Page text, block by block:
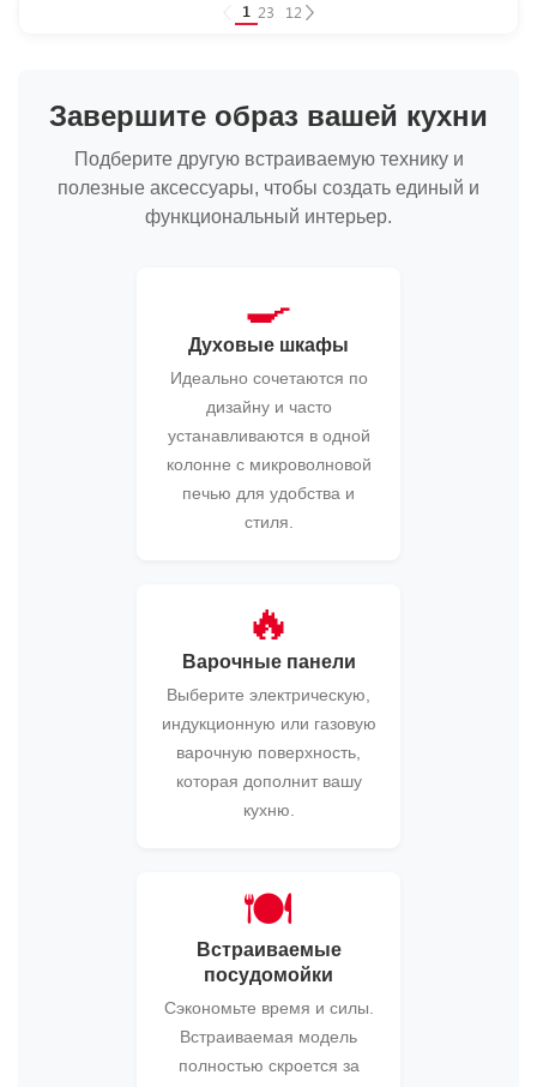
1 23 12
Завершите образ вашей кухни
Подберите другую встраиваемую технику и
полезные аксессуары, чтобы создать единый и
функциональный интерьер.
🍳
Духовые шкафы
Идеально сочетаются по
дизайну и часто
устанавливаются в одной
колонне с микроволновой
печью для удобства и
стиля.
🔥
Варочные панели
Выберите электрическую,
индукционную или газовую
варочную поверхность,
которая дополнит вашу
кухню.
🍽️
Встраиваемые
посудомойки
Сэкономьте время и силы.
Встраиваемая модель
полностью скроется за